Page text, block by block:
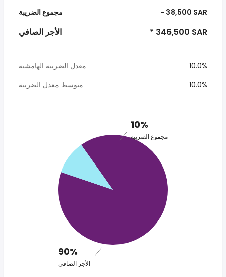
مجموع الضريبة - 38,500 SAR
الأجر الصافي * 346,500 SAR
معدل الضريبة الهامشية
10.0%
متوسط معدل الضريبة
10.0%
10%
مجموع الضريبة
90%
الأجر الصافي